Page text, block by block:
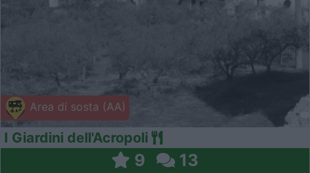
Area di sosta (AA)
I Giardini dell'Acropoli
9 13